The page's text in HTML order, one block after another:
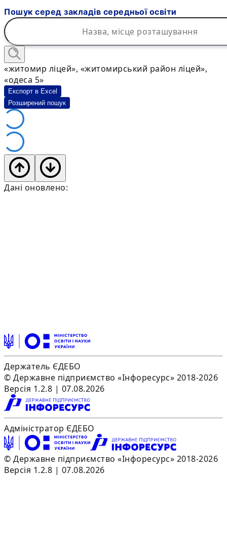
Пошук серед закладів середньої освіти
«житомир ліцей», «житомирський район ліцей»,
«одеса 5»
Експорт в Excel
Розширений пошук
Дані оновлено:
Держатель ЄДЕБО
© Державне підприємство «Інфоресурс» 2018-2026
Версія 1.2.8 | 07.08.2026
Адміністратор ЄДЕБО
© Державне підприємство «Інфоресурс» 2018-2026
Версія 1.2.8 | 07.08.2026